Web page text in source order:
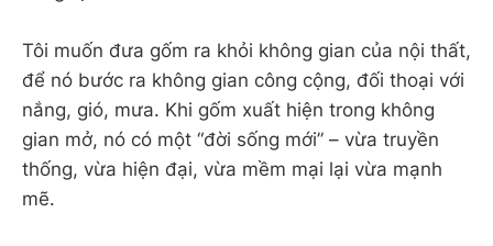
Tôi muốn đưa gốm ra khỏi không gian của nội thất,
để nó bước ra không gian công cộng, đối thoại với
nắng, gió, mưa. Khi gốm xuất hiện trong không
gian mở, nó có một “đời sống mới” – vừa truyền
thống, vừa hiện đại, vừa mềm mại lại vừa mạnh
mẽ.